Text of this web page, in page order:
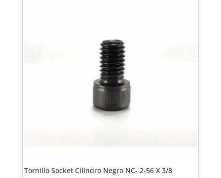
Tornillo Socket Cilindro Negro NC- 2-56 X 3/8